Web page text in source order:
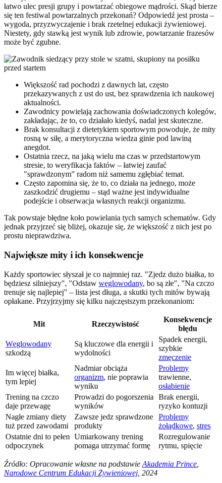
łatwo ulec presji grupy i powtarzać obiegowe mądrości. Skąd bierze
się ten festiwal powtarzalnych przekonań? Odpowiedź jest prosta –
wygoda, przyzwyczajenie i brak rzetelnej edukacji żywieniowej.
Niestety, gdy stawką jest wynik lub zdrowie, powtarzanie frazesów
może być zgubne.
Większość rad pochodzi z dawnych lat, często
przekazywanych z ust do ust, bez sprawdzenia ich naukowej
aktualności.
Zawodnicy powielają zachowania doświadczonych kolegów,
zakładając, że to, co działało kiedyś, nadal jest skuteczne.
Brak konsultacji z dietetykiem sportowym powoduje, że mity
rosną w siłę, a merytoryczna wiedza ginie pod lawiną
anegdot.
Ostatnia rzecz, na jaką wielu ma czas w przedstartowym
stresie, to weryfikacja faktów – łatwiej zaufać
"sprawdzonym" radom niż samemu zgłębiać temat.
Często zapomina się, że to, co działa na jednego, może
zaszkodzić drugiemu – stąd ważne jest indywidualne
podejście i obserwacja własnych reakcji organizmu.
Tak powstaje błędne koło powielania tych samych schematów. Gdy
jednak przyjrzeć się bliżej, okazuje się, że większość z nich jest po
prostu nieprawdziwa.
Największe mity i ich konsekwencje
Każdy sportowiec słyszał je co najmniej raz. "Zjedz dużo białka, to
będziesz silniejszy", "Odstaw węglowodany, bo są złe", "Na czczo
trenuje się najlepiej" – lista jest długa, a skutki tych mitów bywają
opłakane. Przyjrzyjmy się kilku najczęstszym przekonaniom:
Mit Rzeczywistość
Konsekwencje
błędu
Węglowodany
szkodzą
Są kluczowe dla energii i
wydolności
Spadek energii,
szybkie
zmęczenie
Im więcej białka,
tym lepiej
Nadmiar obciąża
organizm, nie poprawia
wyniku
Problemy
trawienne,
osłabienie
Trening na czczo
daje przewagę
Prowadzi do pogorszenia
wyników
Brak energii,
ryzyko kontuzji
Nagłe zmiany diety
tuż przed zawodami
Zawsze jedz sprawdzone
produkty
Problemy
żołądkowe, stres
Ostatnie dni to pełen
odpoczynek
Umiarkowany trening
pomaga utrzymać formę
Rozregulowanie
rytmu, spięcie
Źródło: Opracowanie własne na podstawie Akademia Prince
Narodowe Centrum Edukacji Żywieniowej , 2024